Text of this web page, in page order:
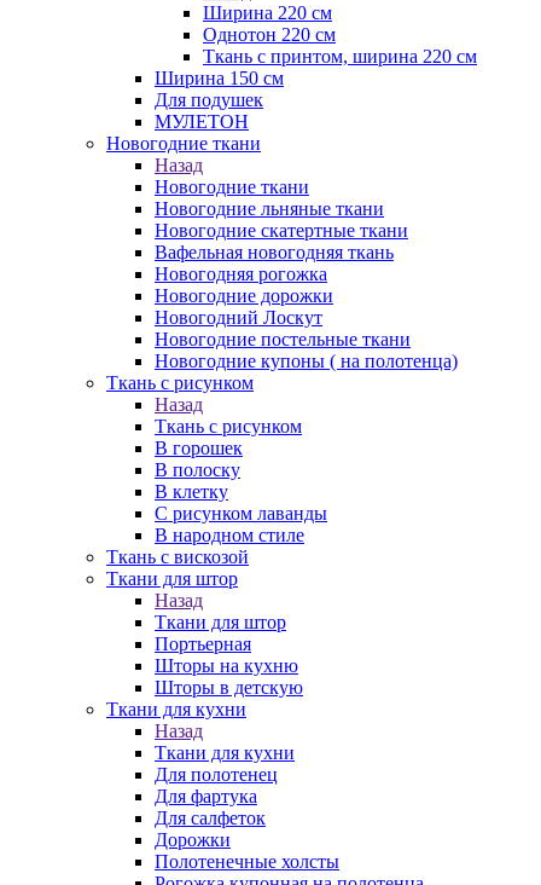
Ширина 220 см
Однотон 220 см
Ткань с принтом, ширина 220 см
Ширина 150 см
Для подушек
МУЛЕТОН
Новогодние ткани
Назад
Новогодние ткани
Новогодние льняные ткани
Новогодние скатертные ткани
Вафельная новогодняя ткань
Новогодняя рогожка
Новогодние дорожки
Новогодний Лоскут
Новогодние постельные ткани
Новогодние купоны ( на полотенца)
Ткань с рисунком
Назад
Ткань с рисунком
В горошек
В полоску
В клетку
С рисунком лаванды
В народном стиле
Ткань с вискозой
Ткани для штор
Назад
Ткани для штор
Портьерная
Шторы на кухню
Шторы в детскую
Ткани для кухни
Назад
Ткани для кухни
Для полотенец
Для фартука
Для салфеток
Дорожки
Полотенечные холсты